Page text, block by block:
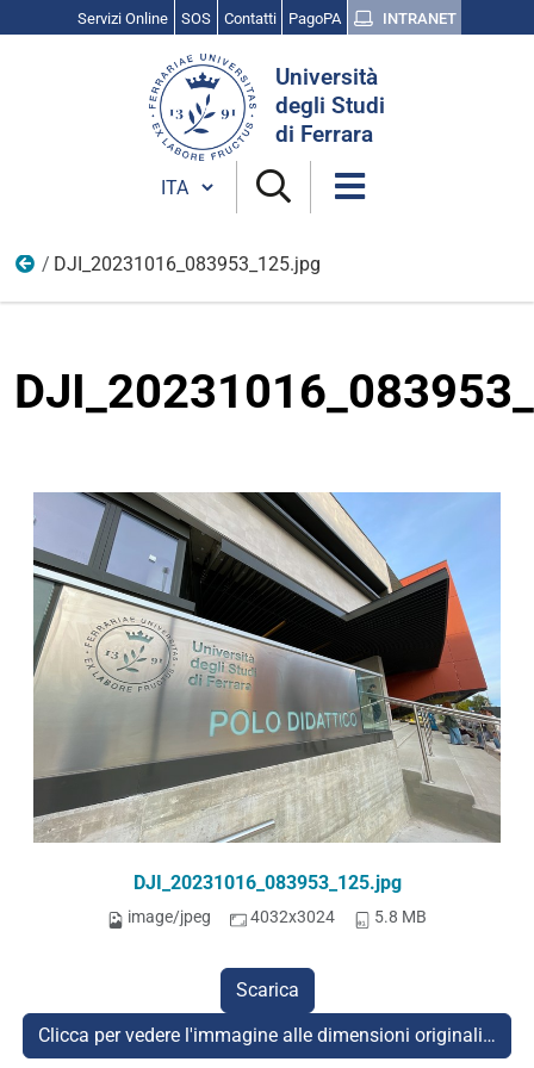
Servizi Online SOS Contatti PagoPA INTRANET
Università
degli Studi
di Ferrara
Cambia lingua
Vita Universitaria
DJI_20231016_083953_125.jpg
DJI_20231016_083953_125.jpg
image/jpeg 4032x3024 5.8 MB
Scarica
Clicca per vedere l'immagine alle dimensioni originali…